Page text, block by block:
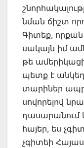
նման ճիշտ
Գիտեք,
սակայն իմ
թե
պետք է
տարիներ
սովորելով
դասարանում
հայեր, ես
չգիտեի